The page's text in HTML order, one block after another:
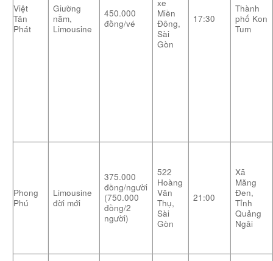
Việt
Tân
Phát
Giường
nằm,
Limousine
450.000
đồng/vé
xe
Miền
Đông,
Sài
Gòn
17:30
Thành
phố Kon
Tum
Phong
Phú
Limousine
đời mới
375.000
đồng/người
(750.000
đồng/2
người)
522
Hoàng
Văn
Thụ,
Sài
Gòn
21:00
Xã
Măng
Đen,
Tỉnh
Quảng
Ngãi